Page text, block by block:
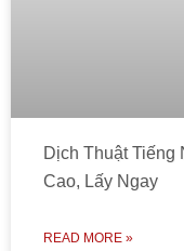
Dịch Thuật Tiếng
Cao, Lấy Ngay
READ MORE »